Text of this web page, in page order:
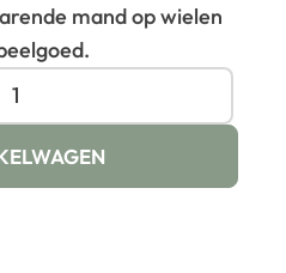
mand op wielen